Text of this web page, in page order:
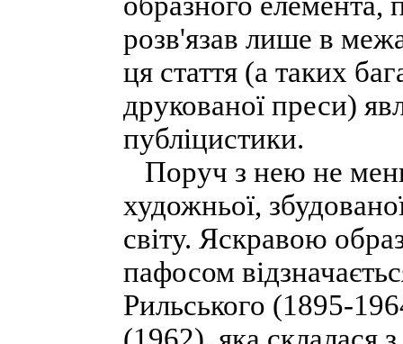
розв'язав лише в
ця стаття (а таких
друкованої преси)
публіцистики.
Поруч з нею не
художньої,
світу. Яскравою
пафосом
Рильського (1895-